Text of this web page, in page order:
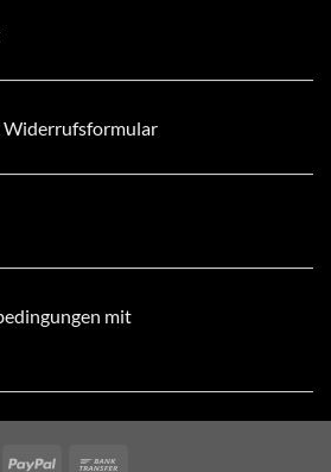
mit